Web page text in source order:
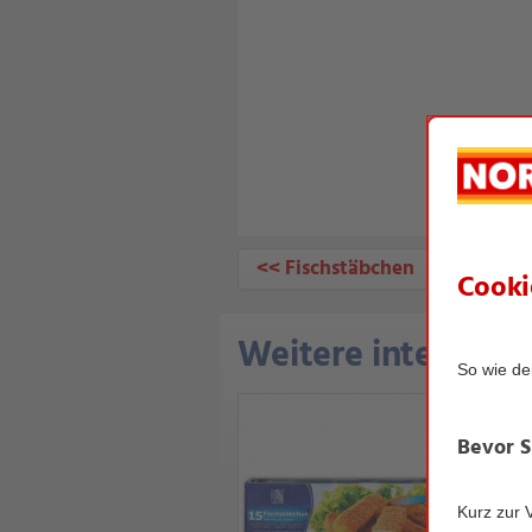
<< Fischstäbchen
Weitere